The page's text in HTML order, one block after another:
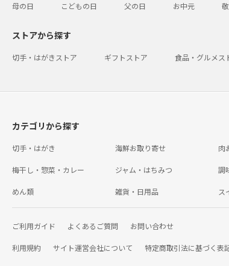
母の日 こどもの日 父の日 お中元
ストアから探す
切手・はがきストア ギフトストア 食品・グルメス
カテゴリから探す
切手・はがき 海鮮お取り寄せ 肉
梅干し・惣菜・カレー ジャム・はちみつ 調
めん類 雑貨・日用品 ス
ご利用ガイド よくあるご質問 お問い合わせ
利用規約 サイト運営会社について 特定商取引法に基づく表